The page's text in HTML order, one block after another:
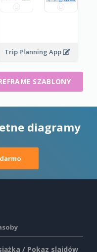
Trip Planning App
SZABLONY
diagramy
/ Pokaz slajdów